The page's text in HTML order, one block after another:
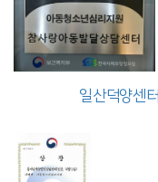
일산덕양센